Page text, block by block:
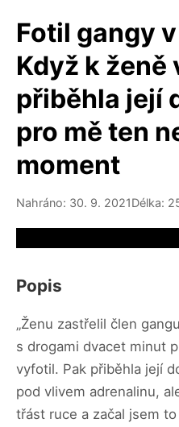
Fotil gangy
Když k ženě
přiběhla její
pro mě ten
moment
Nahráno: 30. 9. 2021Délka:
Popis
„Ženu zastřelil člen
s drogami dvacet minut
vyfotil. Pak přiběhla její
pod vlivem adrenalinu,
třást ruce a začal jsem